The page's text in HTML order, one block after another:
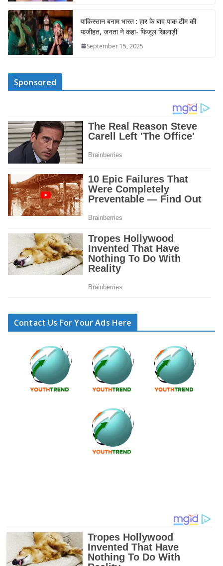
पाकिस्तान बनाम भारत : हार के बाद पाक टीम की
फजीहत, जनता ने कहा- फिजूल खिलाड़ी
September 15, 2025
Sponsored
Contact Us For Your Ads Here